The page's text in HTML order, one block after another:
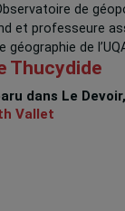
de
et professeure
de
Thucydide
dans Le
Vallet